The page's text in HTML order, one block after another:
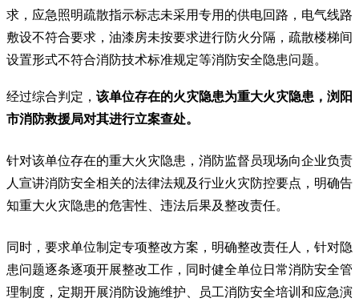
求，应急照明疏散指示标志未采用专用的供电回路，电气线路
敷设不符合要求，油漆房未按要求进行防火分隔，疏散楼梯间
设置形式不符合消防技术标准规定等消防安全隐患问题。
经过综合判定， 该单位存在的火灾隐患为重大火灾隐患，浏阳
市消防救援局对其进行立案查处。
针对该单位存在的重大火灾隐患，消防监督员现场向企业负责
人宣讲消防安全相关的法律法规及行业火灾防控要点，明确告
知重大火灾隐患的危害性、违法后果及整改责任。
同时，要求单位制定专项整改方案，明确整改责任人，针对隐
患问题逐条逐项开展整改工作，同时健全单位日常消防安全管
理制度，定期开展消防设施维护、员工消防安全培训和应急演